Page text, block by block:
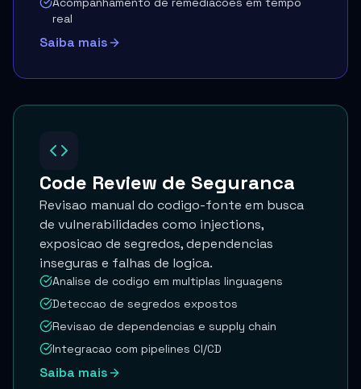
real
Saiba mais
Code Review de Seguranca
Revisao manual do codigo-fonte em busca
de vulnerabilidades como injections,
exposicao de segredos, dependencias
inseguras e falhas de logica.
Analise de codigo em multiplas linguagens
Deteccao de segredos expostos
Revisao de dependencias e supply chain
Integracao com pipelines CI/CD
Saiba mais